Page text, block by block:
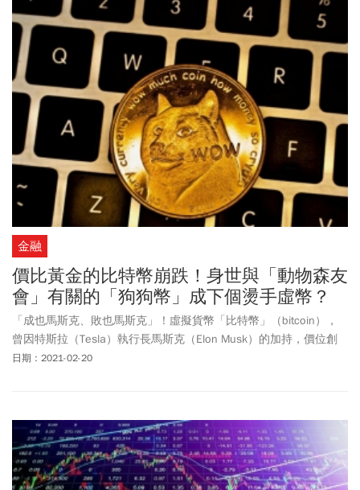
金融
價比黃金的比特幣崩跌！身世與「動物森友
會」有關的「狗狗幣」成下個燙手虛幣？
「成也馬斯克、敗也馬斯克」！虛擬貨幣「比特幣」（bitcoin），
曾因特斯拉（Tesla）執行長馬斯克（Elon Musk）的加持，價位創
新高，總市值已突破1兆美元，如今也因為他20日評論比特幣「似乎
（Dogecoin）日前也一度飆漲，漲幅達到逾800%，可望成為下一個
比特幣，讓外界好奇「狗狗幣」到底是什麼？其實，一切與時下流
行的電玩遊戲「動物森友會」有關。
日期：2021-02-20